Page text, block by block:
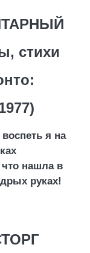
стихи
я на
что нашла в
руках!